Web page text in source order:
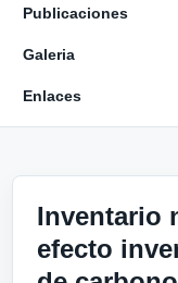
Publicaciones
Galeria
Enlaces
Inventario
efecto